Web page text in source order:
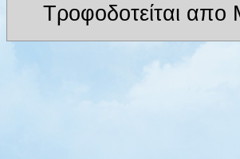
Τροφοδοτείται απο